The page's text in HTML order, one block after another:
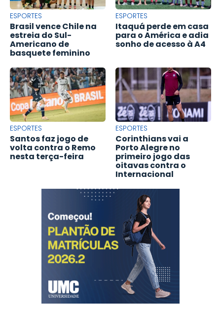
ESPORTES
Brasil vence Chile na
estreia do Sul-
Americano de
basquete feminino
ESPORTES
Itaquá perde em casa
para o América e adia
sonho de acesso à A4
ESPORTES
Santos faz jogo de
volta contra o Remo
nesta terça-feira
ESPORTES
Corinthians vai a
Porto Alegre no
primeiro jogo das
oitavas contra o
Internacional